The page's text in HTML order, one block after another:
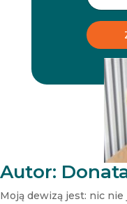
Autor:
Moją dewizą jest: nic